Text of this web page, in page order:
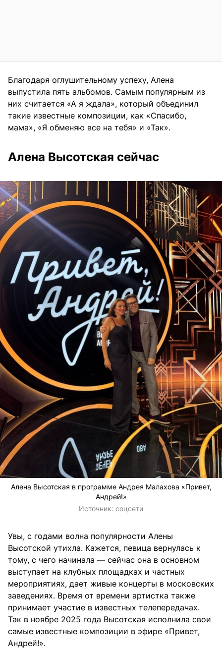
Благодаря оглушительному успеху, Алена
выпустила пять альбомов. Самым популярным из
них считается «А я ждала», который объединил
такие известные композиции, как «Спасибо,
мама», «Я обменяю все на тебя» и «Так».
Алена Высотская сейчас
Алена Высотская в программе Андрея Малахова «Привет,
Андрей!»
Источник: соцсети
Увы, с годами волна популярности Алены
Высотской утихла. Кажется, певица вернулась к
тому, с чего начинала — сейчас она в основном
выступает на клубных площадках и частных
мероприятиях, дает живые концерты в московских
заведениях. Время от времени артистка также
принимает участие в известных телепередачах.
Так в ноябре 2025 года Высотская исполнила свои
самые известные композиции в эфире «Привет,
Андрей!».